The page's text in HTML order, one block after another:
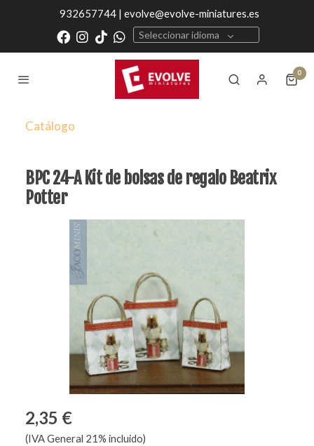
932657744 | evolve@evolve-miniatures.es
Seleccionar idioma
0
Catálogo
BPC 24-A Kit de bolsas de regalo Beatrix
Potter
2,35 €
(IVA General 21% incluido)